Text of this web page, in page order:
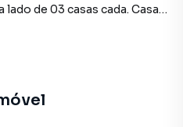
de 03 casas cada. Casas
cozinha e garagem